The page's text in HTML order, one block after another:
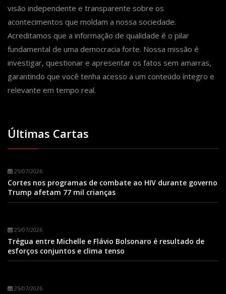
visão independente e transparente sobre os
acontecimentos que moldam a nossa sociedade.
Acreditamos que a informação de qualidade é o pilar
fundamental de uma democracia forte. Nossa missão é
investigar, questionar e apresentar os fatos sem amarras,
garantindo que você tenha acesso a um conteúdo íntegro e
relevante em tempo real.
Últimas Cartas
25/07/2026
Cortes nos programas de combate ao HIV durante governo
Trump afetam 77 mil crianças
25/07/2026
Trégua entre Michelle e Flávio Bolsonaro é resultado de
esforços conjuntos e clima tenso
25/07/2026